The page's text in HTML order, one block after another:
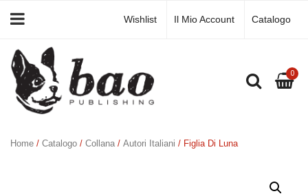
Wishlist Il Mio Account Catalogo
0
Home / Catalogo / Collana / Autori Italiani / Figlia Di Luna